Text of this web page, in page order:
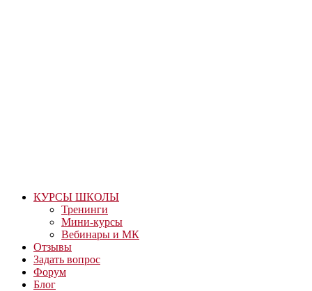
КУРСЫ ШКОЛЫ
Тренинги
Мини-курсы
Вебинары и МК
Отзывы
Задать вопрос
Форум
Блог